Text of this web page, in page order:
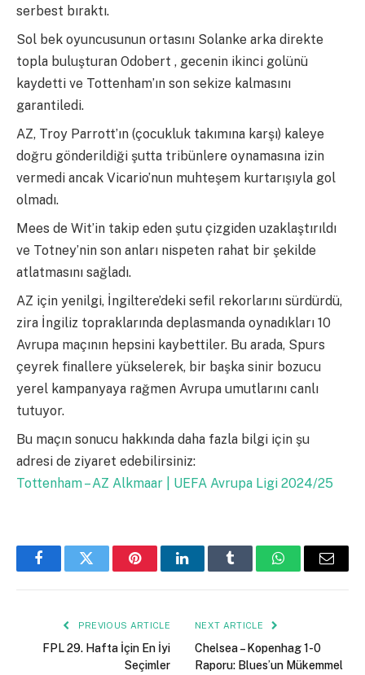
serbest bıraktı.
Sol bek oyuncusunun ortasını Solanke arka direkte
topla buluşturan Odobert , gecenin ikinci golünü
kaydetti ve Tottenham’ın son sekize kalmasını
garantiledi.
AZ, Troy Parrott’ın (çocukluk takımına karşı) kaleye
doğru gönderildiği şutta tribünlere oynamasına izin
vermedi ancak Vicario’nun muhteşem kurtarışıyla gol
olmadı.
Mees de Wit’in takip eden şutu çizgiden uzaklaştırıldı
ve Totney’nin son anları nispeten rahat bir şekilde
atlatmasını sağladı.
AZ için yenilgi, İngiltere’deki sefil rekorlarını sürdürdü,
zira İngiliz topraklarında deplasmanda oynadıkları 10
Avrupa maçının hepsini kaybettiler. Bu arada, Spurs
çeyrek finallere yükselerek, bir başka sinir bozucu
yerel kampanyaya rağmen Avrupa umutlarını canlı
tutuyor.
Bu maçın sonucu hakkında daha fazla bilgi için şu
adresi de ziyaret edebilirsiniz:
Tottenham – AZ Alkmaar | UEFA Avrupa Ligi 2024/25
FacebookTwitter PinterestLinkedInTumblr WhatsAppEmail
PREVIOUS ARTICLE
FPL 29. Hafta İçin En İyi
Seçimler
NEXT ARTICLE
Chelsea – Kopenhag 1-0
Raporu: Blues’un Mükemmel